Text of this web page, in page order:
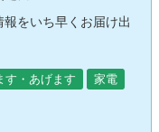
をいち早くお届け出
す・あげます
家電